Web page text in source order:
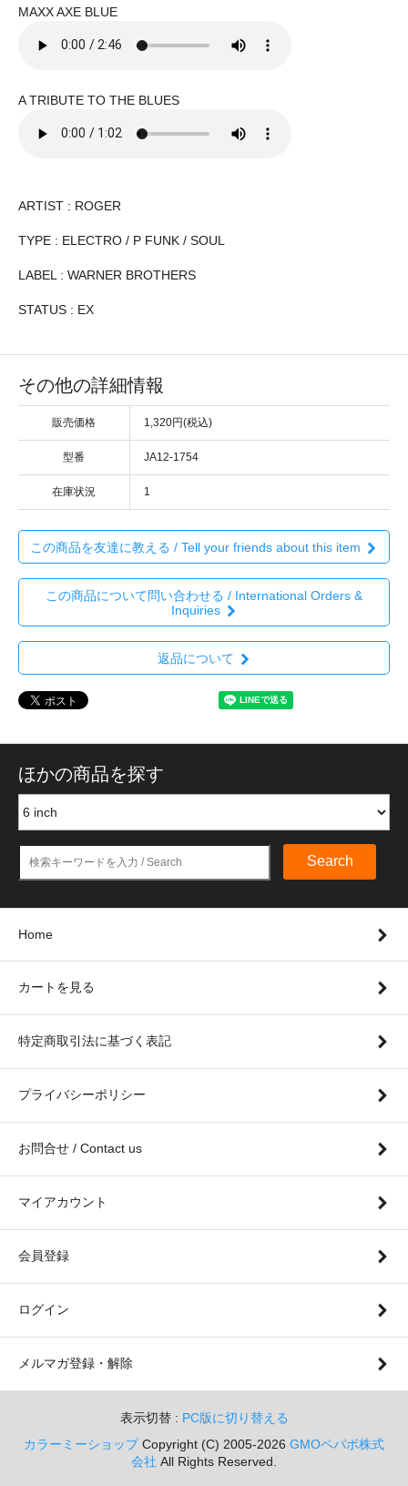
MAXX AXE BLUE
A TRIBUTE TO THE BLUES
ARTIST : ROGER
TYPE : ELECTRO / P FUNK / SOUL
LABEL : WARNER BROTHERS
STATUS : EX
その他の詳細情報
販売価格 1,320円(税込)
型番 JA12-1754
在庫状況 1
この商品を友達に教える / Tell your friends about this item
この商品について問い合わせる / International Orders &
Inquiries
返品について
ほかの商品を探す
Search
Home
カートを見る
特定商取引法に基づく表記
プライバシーポリシー
お問合せ / Contact us
マイアカウント
会員登録
ログイン
メルマガ登録・解除
表示切替 : PC版に切り替える
カラーミーショップCopyright (C) 2005-2026 GMOペパボ株式
会社 All Rights Reserved.